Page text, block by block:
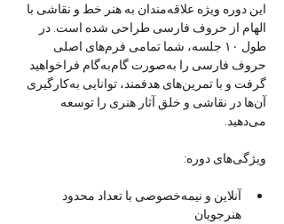
این دوره ویژه علاقه‌مندان به هنر خط و نقاشی با
الهام از حروف فارسی طراحی شده است. در
طول ۱۰ جلسه، شما تمامی فرم‌های اصلی
حروف فارسی را به‌صورت گام‌به‌گام فراخواهید
گرفت و با تمرین‌های هدفمند، توانایی به‌کارگیری
آن‌ها در نقاشی و خلق آثار هنری را توسعه
می‌دهید.
ویژگی‌های دوره:
آنلاین و نیمه‌خصوصی با تعداد محدود
هنرجویان